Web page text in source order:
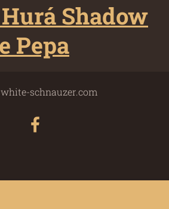
Shadow
Pepa
schnauzer.com